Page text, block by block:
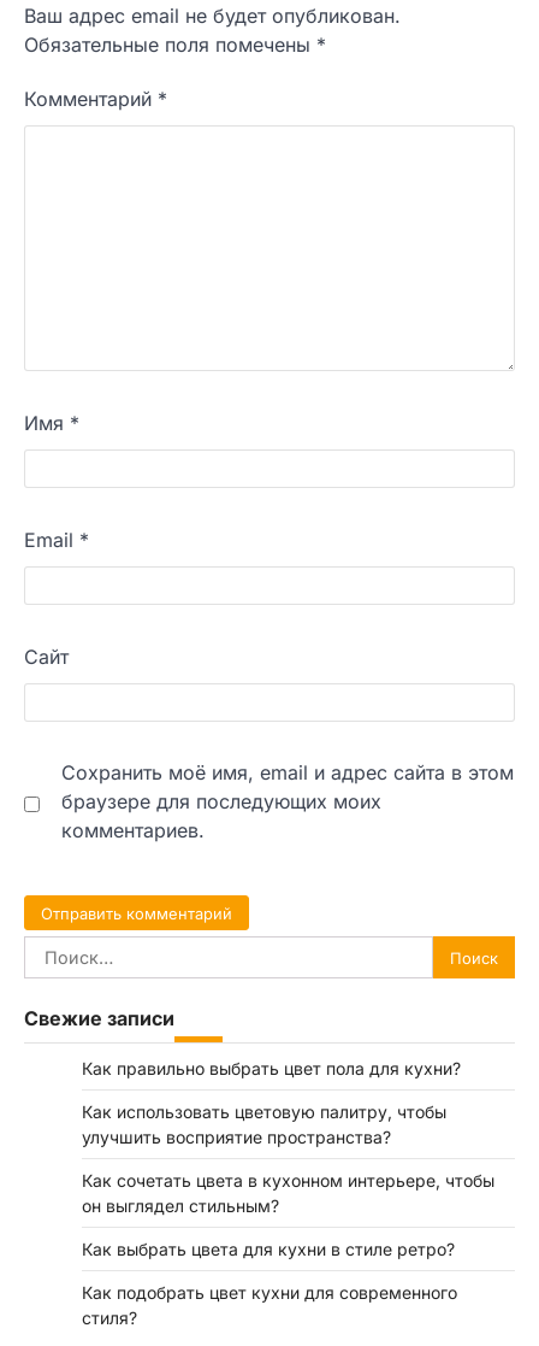
Ваш адрес email не будет опубликован.
Обязательные поля помечены *
Комментарий *
Имя *
Email *
Сайт
Сохранить моё имя, email и адрес сайта в этом
браузере для последующих моих
комментариев.
Найти:
Свежие записи
Как правильно выбрать цвет пола для кухни?
Как использовать цветовую палитру, чтобы
улучшить восприятие пространства?
Как сочетать цвета в кухонном интерьере, чтобы
он выглядел стильным?
Как выбрать цвета для кухни в стиле ретро?
Как подобрать цвет кухни для современного
стиля?